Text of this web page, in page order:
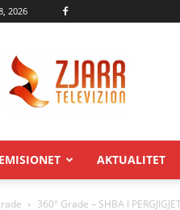
2026
EMISIONET AKTUALITET
360° Grade – SHBA I